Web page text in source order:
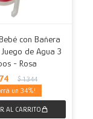
con Bañera
de Agua 3
- Rosa
$ 1.344
34